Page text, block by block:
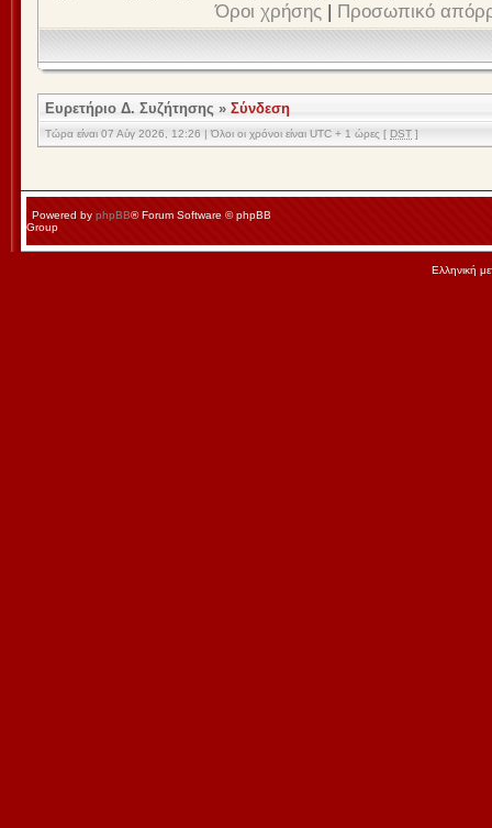
Όροι χρήσης | Προσωπικό
Ευρετήριο Δ. Συζήτησης » Σύνδεση
Τώρα είναι 07 Αύγ 2026, 12:26 | Όλοι οι χρόνοι είναι UTC + 1 ώρες [ DST ]
Powered by phpBB® Forum Software © phpBB
Group
Ελληνική